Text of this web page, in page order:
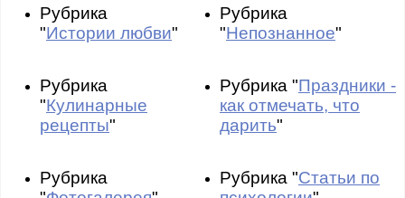
Рубрика
"Истории любви"
Рубрика
"Непознанное"
Рубрика
"Кулинарные
рецепты"
Рубрика "Праздники -
как отмечать, что
дарить"
Рубрика
Рубрика "Статьи по